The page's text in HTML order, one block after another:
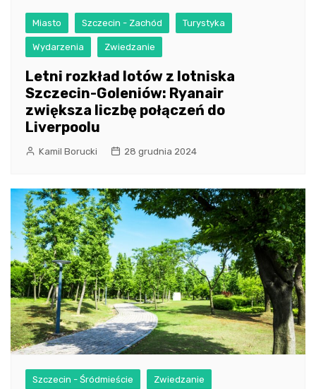
Miasto Szczecin - Zachód Turystyka
Wydarzenia Zwiedzanie
Letni rozkład lotów z lotniska
Szczecin-Goleniów: Ryanair
zwiększa liczbę połączeń do
Liverpoolu
Kamil Borucki 28 grudnia 2024
Szczecin - Śródmieście Zwiedzanie